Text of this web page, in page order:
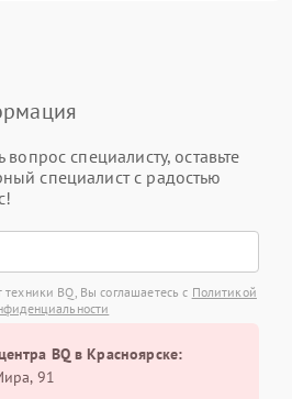
вопрос специалисту, оставьте
специалист с радостью
BQ, Вы соглашаетесь с Политикой
BQ в Красноярске:
91